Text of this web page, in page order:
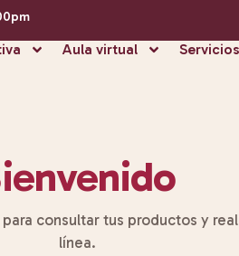
Aula virtual
consultar tus productos y
línea.